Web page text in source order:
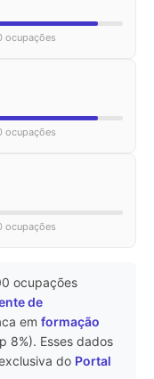
ocupações
ocupações
ocupações
ocupações
de
em formação
8%). Esses dados
do Portal